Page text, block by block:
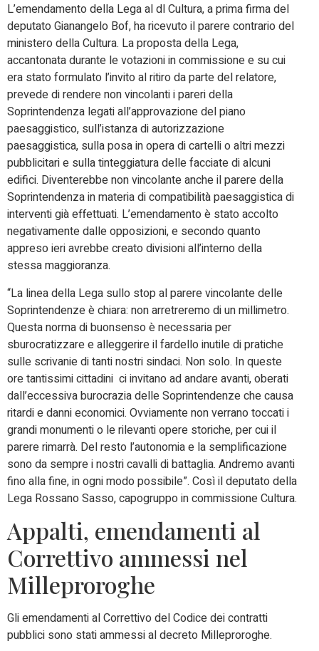
L’emendamento della Lega al dl Cultura, a prima firma del
deputato Gianangelo Bof, ha ricevuto il parere contrario del
ministero della Cultura. La proposta della Lega,
accantonata durante le votazioni in commissione e su cui
era stato formulato l’invito al ritiro da parte del relatore,
prevede di rendere non vincolanti i pareri della
Soprintendenza legati all’approvazione del piano
paesaggistico, sull’istanza di autorizzazione
paesaggistica, sulla posa in opera di cartelli o altri mezzi
pubblicitari e sulla tinteggiatura delle facciate di alcuni
edifici. Diventerebbe non vincolante anche il parere della
Soprintendenza in materia di compatibilità paesaggistica di
interventi già effettuati. L’emendamento è stato accolto
negativamente dalle opposizioni, e secondo quanto
appreso ieri avrebbe creato divisioni all’interno della
stessa maggioranza.
“La linea della Lega sullo stop al parere vincolante delle
Soprintendenze è chiara: non arretreremo di un millimetro.
Questa norma di buonsenso è necessaria per
sburocratizzare e alleggerire il fardello inutile di pratiche
sulle scrivanie di tanti nostri sindaci. Non solo. In queste
ore tantissimi cittadini ci invitano ad andare avanti, oberati
dall’eccessiva burocrazia delle Soprintendenze che causa
ritardi e danni economici. Ovviamente non verrano toccati i
grandi monumenti o le rilevanti opere storiche, per cui il
parere rimarrà. Del resto l’autonomia e la semplificazione
sono da sempre i nostri cavalli di battaglia. Andremo avanti
fino alla fine, in ogni modo possibile”. Così il deputato della
Lega Rossano Sasso, capogruppo in commissione Cultura.
Appalti, emendamenti al
Correttivo ammessi nel
Milleproroghe
Gli emendamenti al Correttivo del Codice dei contratti
pubblici sono stati ammessi al decreto Milleproroghe.